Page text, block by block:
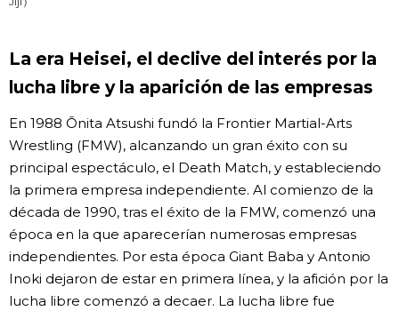
La era Heisei, el declive del interés por la
lucha libre y la aparición de las empresas
En 1988 Ōnita Atsushi fundó la Frontier Martial-Arts
Wrestling (FMW), alcanzando un gran éxito con su
principal espectáculo, el Death Match, y estableciendo
la primera empresa independiente. Al comienzo de la
década de 1990, tras el éxito de la FMW, comenzó una
época en la que aparecerían numerosas empresas
independientes. Por esta época Giant Baba y Antonio
Inoki dejaron de estar en primera línea, y la afición por la
lucha libre comenzó a decaer. La lucha libre fue